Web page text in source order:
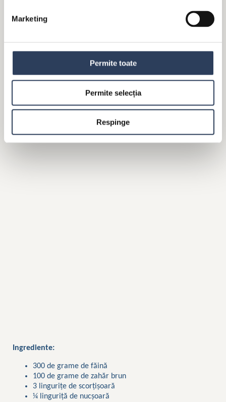
Marketing
Permite toate
Permite selecția
Respinge
CARROT CAKE VEGAN
Ingrediente:
300 de grame de făină
100 de grame de zahăr brun
3 lingurițe de scorțișoară
¼ linguriță de nucșoară